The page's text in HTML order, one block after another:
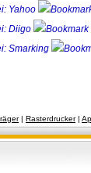
| Rasterdrucker|